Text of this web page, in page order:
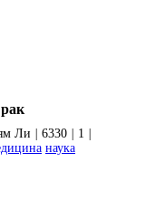
Ли 6330 1
наука